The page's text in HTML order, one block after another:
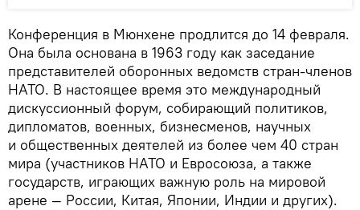
Конференция в Мюнхене продлится до 14 февраля.
Она была основана в 1963 году как заседание
представителей оборонных ведомств стран-членов
НАТО. В настоящее время это международный
дискуссионный форум, собирающий политиков,
дипломатов, военных, бизнесменов, научных
и общественных деятелей из более чем 40 стран
мира (участников НАТО и Евросоюза, а также
государств, играющих важную роль на мировой
арене — России, Китая, Японии, Индии и других).